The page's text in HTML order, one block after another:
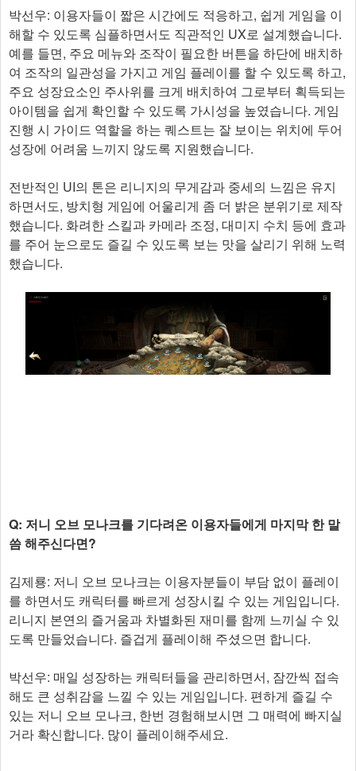
박선우: 이용자들이 짧은 시간에도 적응하고, 쉽게 게임을 이
해할 수 있도록 심플하면서도 직관적인 UX로 설계했습니다.
예를 들면, 주요 메뉴와 조작이 필요한 버튼을 하단에 배치하
여 조작의 일관성을 가지고 게임 플레이를 할 수 있도록 하고,
주요 성장요소인 주사위를 크게 배치하여 그로부터 획득되는
아이템을 쉽게 확인할 수 있도록 가시성을 높였습니다. 게임
진행 시 가이드 역할을 하는 퀘스트는 잘 보이는 위치에 두어
성장에 어려움 느끼지 않도록 지원했습니다.
전반적인 UI의 톤은 리니지의 무게감과 중세의 느낌은 유지
하면서도, 방치형 게임에 어울리게 좀 더 밝은 분위기로 제작
했습니다. 화려한 스킬과 카메라 조정, 대미지 수치 등에 효과
를 주어 눈으로도 즐길 수 있도록 보는 맛을 살리기 위해 노력
했습니다.
Q: 저니 오브 모나크를 기다려온 이용자들에게 마지막 한 말
씀 해주신다면?
김제룡: 저니 오브 모나크는 이용자분들이 부담 없이 플레이
를 하면서도 캐릭터를 빠르게 성장시킬 수 있는 게임입니다.
리니지 본연의 즐거움과 차별화된 재미를 함께 느끼실 수 있
도록 만들었습니다. 즐겁게 플레이해 주셨으면 합니다.
박선우: 매일 성장하는 캐릭터들을 관리하면서, 잠깐씩 접속
해도 큰 성취감을 느낄 수 있는 게임입니다. 편하게 즐길 수
있는 저니 오브 모나크, 한번 경험해보시면 그 매력에 빠지실
거라 확신합니다. 많이 플레이해주세요. ​